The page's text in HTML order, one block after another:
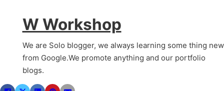
W Workshop
We are Solo blogger, we always learning some thing new
from Google.We promote anything and our portfolio
blogs.